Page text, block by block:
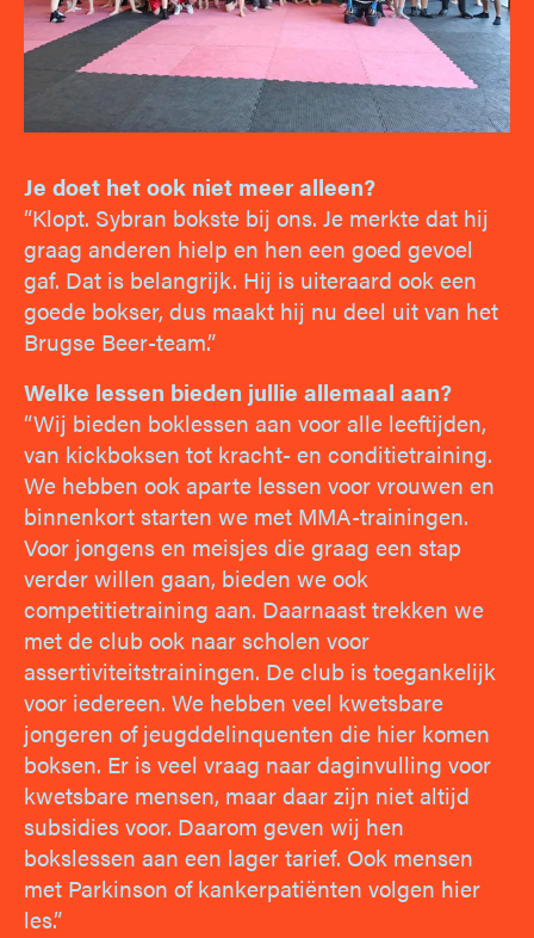
Je doet het ook niet meer alleen?
“Klopt. Sybran bokste bij ons. Je merkte dat hij
graag anderen hielp en hen een goed gevoel
gaf. Dat is belangrijk. Hij is uiteraard ook een
goede bokser, dus maakt hij nu deel uit van het
Brugse Beer-team.”
Welke lessen bieden jullie allemaal aan?
“Wij bieden boklessen aan voor alle leeftijden,
van kickboksen tot kracht- en conditietraining.
We hebben ook aparte lessen voor vrouwen en
binnenkort starten we met MMA-trainingen.
Voor jongens en meisjes die graag een stap
verder willen gaan, bieden we ook
competitietraining aan. Daarnaast trekken we
met de club ook naar scholen voor
assertiviteitstrainingen. De club is toegankelijk
voor iedereen. We hebben veel kwetsbare
jongeren of jeugddelinquenten die hier komen
boksen. Er is veel vraag naar daginvulling voor
kwetsbare mensen, maar daar zijn niet altijd
subsidies voor. Daarom geven wij hen
bokslessen aan een lager tarief. Ook mensen
met Parkinson of kankerpatiënten volgen hier
les.”